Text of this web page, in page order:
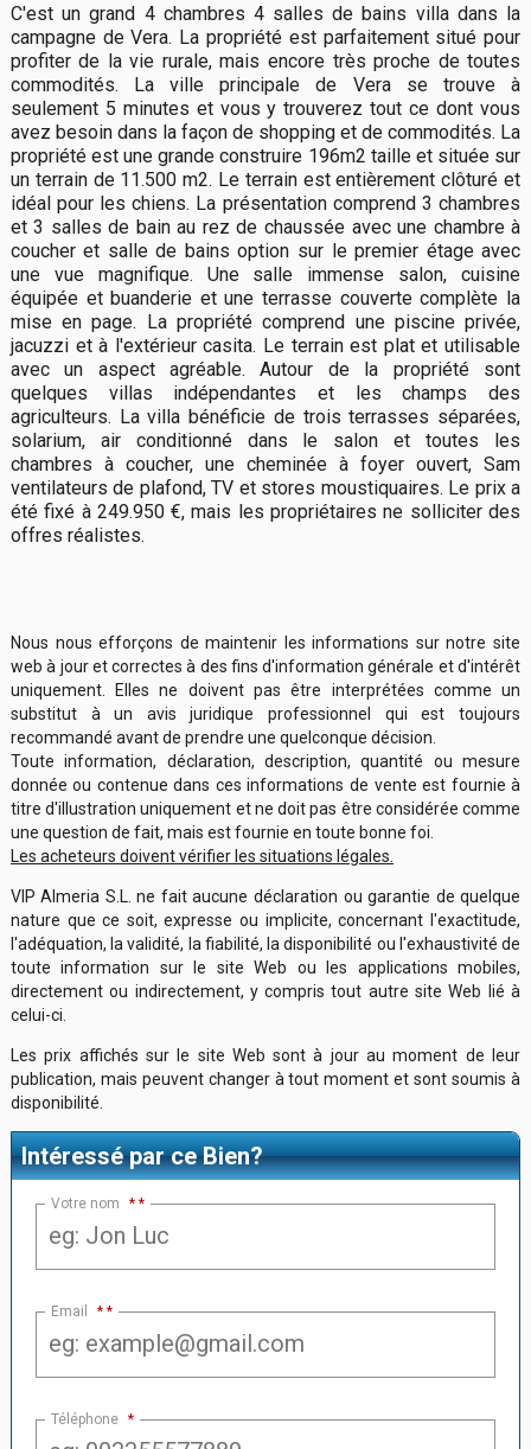
C'est un grand 4 chambres 4 salles de bains villa dans la
campagne de Vera. La propriété est parfaitement situé pour
profiter de la vie rurale, mais encore très proche de toutes
commodités. La ville principale de Vera se trouve à
seulement 5 minutes et vous y trouverez tout ce dont vous
avez besoin dans la façon de shopping et de commodités. La
propriété est une grande construire 196m2 taille et située sur
un terrain de 11.500 m2. Le terrain est entièrement clôturé et
idéal pour les chiens. La présentation comprend 3 chambres
et 3 salles de bain au rez de chaussée avec une chambre à
coucher et salle de bains option sur le premier étage avec
une vue magnifique. Une salle immense salon, cuisine
équipée et buanderie et une terrasse couverte complète la
mise en page. La propriété comprend une piscine privée,
jacuzzi et à l'extérieur casita. Le terrain est plat et utilisable
avec un aspect agréable. Autour de la propriété sont
quelques villas indépendantes et les champs des
agriculteurs. La villa bénéficie de trois terrasses séparées,
solarium, air conditionné dans le salon et toutes les
chambres à coucher, une cheminée à foyer ouvert, Sam
ventilateurs de plafond, TV et stores moustiquaires. Le prix a
été fixé à 249.950 €, mais les propriétaires ne solliciter des
offres réalistes.
Nous nous efforçons de maintenir les informations sur notre site
web à jour et correctes à des fins d'information générale et d'intérêt
uniquement. Elles ne doivent pas être interprétées comme un
substitut à un avis juridique professionnel qui est toujours
recommandé avant de prendre une quelconque décision.
Toute information, déclaration, description, quantité ou mesure
donnée ou contenue dans ces informations de vente est fournie à
titre d'illustration uniquement et ne doit pas être considérée comme
une question de fait, mais est fournie en toute bonne foi.
Les acheteurs doivent vérifier les situations légales.
VIP Almeria S.L. ne fait aucune déclaration ou garantie de quelque
nature que ce soit, expresse ou implicite, concernant l'exactitude,
l'adéquation, la validité, la fiabilité, la disponibilité ou l'exhaustivité de
toute information sur le site Web ou les applications mobiles,
directement ou indirectement, y compris tout autre site Web lié à
celui-ci.
Les prix affichés sur le site Web sont à jour au moment de leur
publication, mais peuvent changer à tout moment et sont soumis à
disponibilité.
Intéressé par ce Bien?
Votre nom *
Email *
Téléphone *